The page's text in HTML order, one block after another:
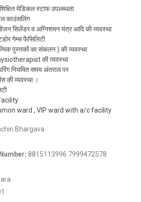
मेडिकल स्टाफ उपलब्धता
काउंसलिंग
सिलेंडर व अग्निशमन यंत्र आदि की व्यवस्था
गेम्स फैसिलिटी
पुस्तकों का संकलन ) की व्यवस्था
की व्यवस्था
नियमित समय अंतराल पर
की व्यवस्था ।
ward , VIP ward with a/c facility
Bhargava
8815113996 7999472578